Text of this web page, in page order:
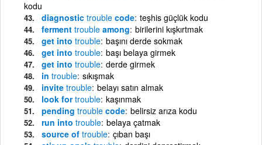
kodu
diagnostic trouble code teşhis güçlük kodu
ferment trouble among birilerini kışkırtmak
get into trouble başını derde sokmak
get into trouble başı belaya girmek
get into trouble derde girmek
in trouble sıkışmak
invite trouble belayı satın almak
look fortrouble kaşınmak
pending trouble code belirsiz arıza kodu
run into trouble belaya çatmak
source of trouble çıban başı